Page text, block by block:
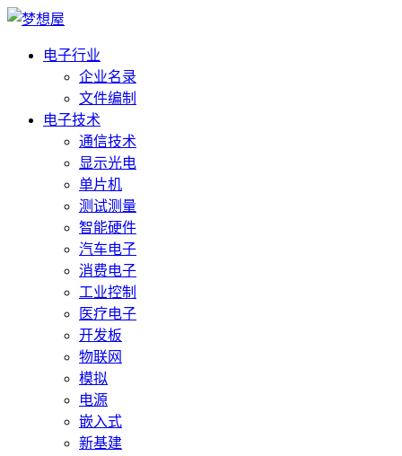
电子行业
企业名录
文件编制
电子技术
通信技术
显示光电
单片机
测试测量
智能硬件
汽车电子
消费电子
工业控制
医疗电子
开发板
物联网
模拟
电源
嵌入式
新基建